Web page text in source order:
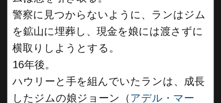
警察に見つからないように、ランはジム
を鉱山に埋葬し、現金を娘には渡さずに
横取りしようとする。
16年後。
ハウリーと手を組んでいたランは、成長
したジムの娘ジョーン（ アデル・マー